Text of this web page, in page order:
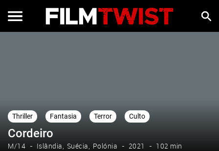
Thriller Fantasia Terror Culto
Cordeiro
M/14 Islândia Suécia Polónia 2021 102 min